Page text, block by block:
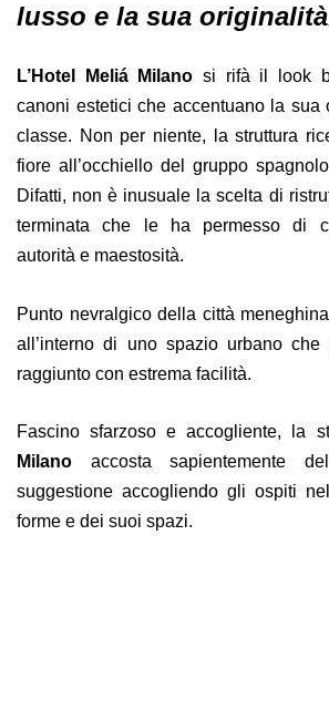
lusso e la sua
L’Hotel Meliá Milano si rifà il look
canoni estetici che accentuano la sua
classe. Non per niente, la struttura
fiore all’occhiello del gruppo
Difatti, non è inusuale la scelta di
terminata che le ha permesso di
autorità e maestosità.
Punto nevralgico della città
all’interno di uno spazio urbano che
raggiunto con estrema facilità.
Fascino sfarzoso e accogliente, la
Milano accosta sapientemente
suggestione accogliendo gli ospiti
forme e dei suoi spazi.